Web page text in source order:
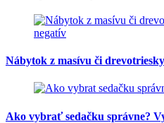
Nábytok z masívu či
Ako vybrať sedačku správne?